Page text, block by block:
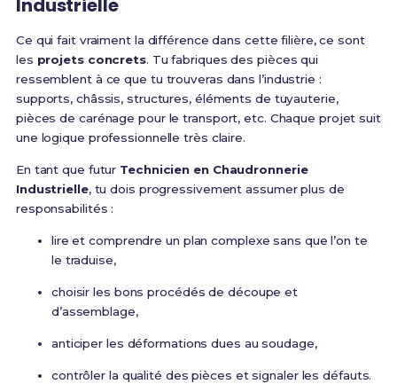
Industrielle
Ce qui fait vraiment la différence dans cette filière, ce sont
les projets concrets. Tu fabriques des pièces qui
ressemblent à ce que tu trouveras dans l’industrie :
supports, châssis, structures, éléments de tuyauterie,
pièces de carénage pour le transport, etc. Chaque projet suit
une logique professionnelle très claire.
En tant que futur Technicien en Chaudronnerie
Industrielle, tu dois progressivement assumer plus de
responsabilités :
lire et comprendre un plan complexe sans que l’on te
le traduise,
choisir les bons procédés de découpe et
d’assemblage,
anticiper les déformations dues au soudage,
contrôler la qualité des pièces et signaler les défauts.